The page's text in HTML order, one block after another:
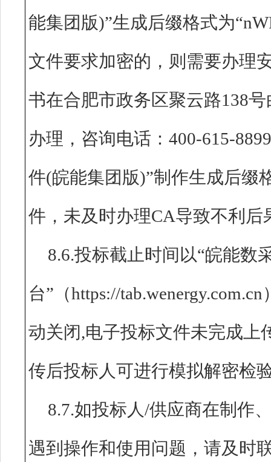
能集团版)”生成后缀格式为
文件要求加密的，则需要办理
书在合肥市政务区聚云路138
办理，咨询电话：400-615-
件(皖能集团版)”制作生成后缀
件，未及时办理CA导致不利后
8.6.投标截止时间以“皖能数
台”（https://
动关闭,电子投标文件未完成上
传后投标人可进行模拟解密检
8.7.如投标人/供应商在制作
遇到操作和使用问题，请及时